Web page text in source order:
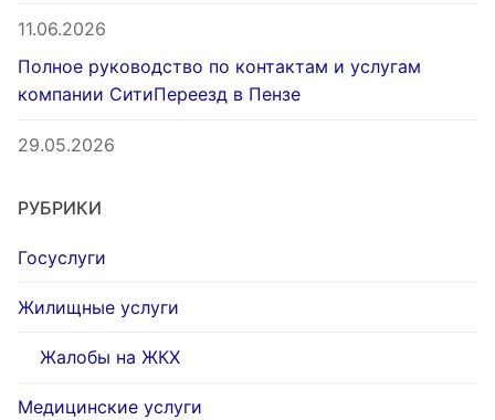
11.06.2026
Полное руководство по контактам и услугам
компании СитиПереезд в Пензе
29.05.2026
РУБРИКИ
Госуслуги
Жилищные услуги
Жалобы на ЖКХ
Медицинские услуги